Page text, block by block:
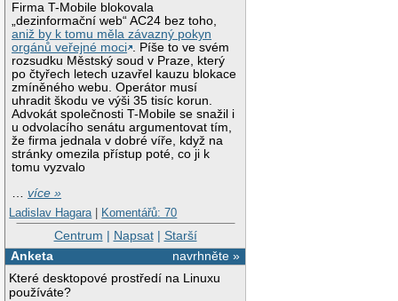
Firma T-Mobile blokovala
„dezinformační web“ AC24 bez toho,
aniž by k tomu měla závazný pokyn
orgánů veřejné moci . Píše to ve svém
rozsudku Městský soud v Praze, který
po čtyřech letech uzavřel kauzu blokace
zmíněného webu. Operátor musí
uhradit škodu ve výši 35 tisíc korun.
Advokát společnosti T-Mobile se snažil i
u odvolacího senátu argumentovat tím,
že firma jednala v dobré víře, když na
stránky omezila přístup poté, co ji k
tomu vyzvalo
…více »
Ladislav Hagara | Komentářů: 70
Centrum | Napsat| Starší
navrhněte »
Anketa
Které desktopové prostředí na Linuxu
používáte?